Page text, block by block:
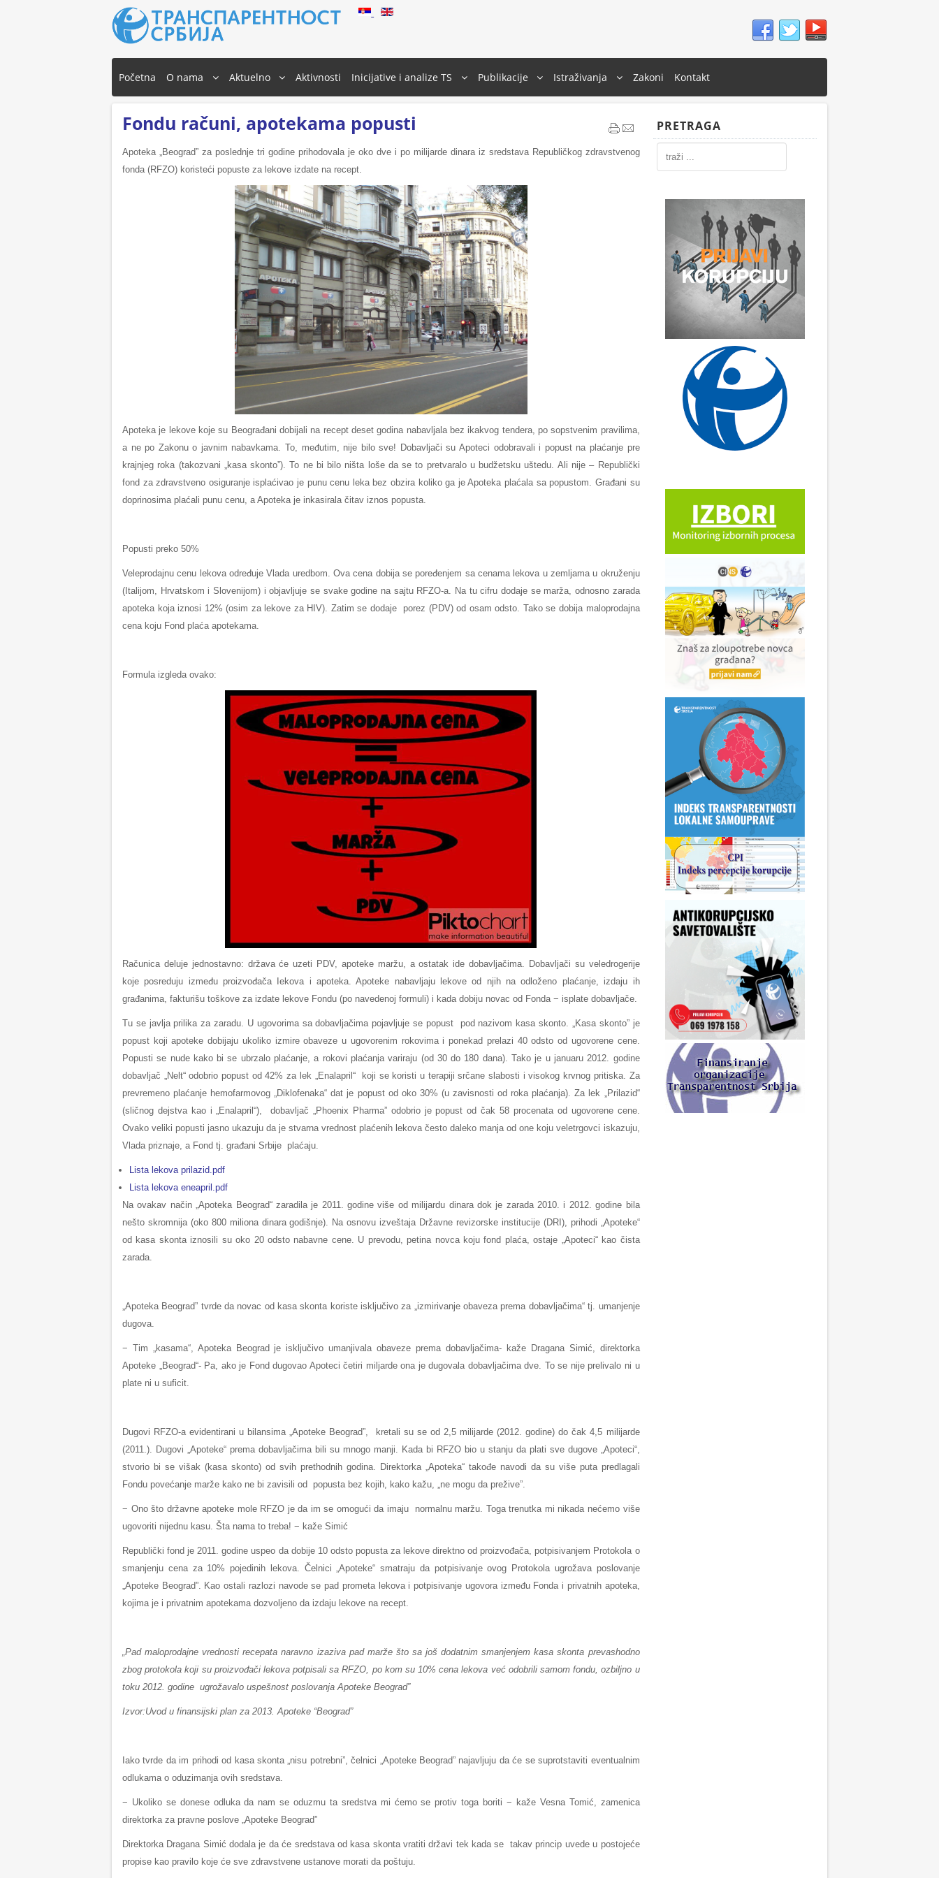
Početna O nama Aktuelno Aktivnosti Inicijative i analize TS Publikacije Istraživanja Zakoni Kontakt
Fondu računi, apotekama popusti
Apoteka „Beograd” za poslednje tri godine prihodovala je oko dve i po milijarde dinara iz sredstava Republičkog zdravstvenog
fonda (RFZO) koristeći popuste za lekove izdate na recept.
Apoteka je lekove koje su Beograđani dobijali na recept deset godina nabavljala bez ikakvog tendera, po sopstvenim pravilima,
a ne po Zakonu o javnim nabavkama. To, međutim, nije bilo sve! Dobavljači su Apoteci odobravali i popust na plaćanje pre
krajnjeg roka (takozvani „kasa skonto”). To ne bi bilo ništa loše da se to pretvaralo u budžetsku uštedu. Ali nije – Republički
fond za zdravstveno osiguranje isplaćivao je punu cenu leka bez obzira koliko ga je Apoteka plaćala sa popustom. Građani su
doprinosima plaćali punu cenu, a Apoteka je inkasirala čitav iznos popusta.
Popusti preko 50%
Veleprodajnu cenu lekova određuje Vlada uredbom. Ova cena dobija se poređenjem sa cenama lekova u zemljama u okruženju
(Italijom, Hrvatskom i Slovenijom) i objavljuje se svake godine na sajtu RFZO-a. Na tu cifru dodaje se marža, odnosno zarada
apoteka koja iznosi 12% (osim za lekove za HIV). Zatim se dodaje porez (PDV) od osam odsto. Tako se dobija maloprodajna
cena koju Fond plaća apotekama.
Formula izgleda ovako:
Računica deluje jednostavno: država će uzeti PDV, apoteke maržu, a ostatak ide dobavljačima. Dobavljači su veledrogerije
koje posreduju između proizvođača Iekova i apoteka. Apoteke nabavljaju lekove od njih na odloženo plaćanje, izdaju ih
građanima, fakturišu toškove za izdate lekove Fondu (po navedenoj formuli) i kada dobiju novac od Fonda − isplate dobavljače.
Tu se javlja prilika za zaradu. U ugovorima sa dobavljačima pojavljuje se popust pod nazivom kasa skonto. „Kasa skonto” je
popust koji apoteke dobijaju ukoliko izmire obaveze u ugovorenim rokovima i ponekad prelazi 40 odsto od ugovorene cene.
Popusti se nude kako bi se ubrzalo plaćanje, a rokovi plaćanja variraju (od 30 do 180 dana). Tako je u januaru 2012. godine
dobavljač „Nelt“ odobrio popust od 42% za lek „Enalapril“ koji se koristi u terapiji srčane slabosti i visokog krvnog pritiska. Za
prevremeno plaćanje hemofarmovog „Diklofenaka“ dat je popust od oko 30% (u zavisnosti od roka plaćanja). Za lek „Prilazid“
(sličnog dejstva kao i „Enalapril“), dobavljač „Phoenix Pharma” odobrio je popust od čak 58 procenata od ugovorene cene.
Ovako veliki popusti jasno ukazuju da je stvarna vrednost plaćenih lekova često daleko manja od one koju veletrgovci iskazuju,
Vlada priznaje, a Fond tj. građani Srbije plaćaju.
Lista lekova prilazid.pdf
Lista lekova eneapril.pdf
Na ovakav način „Apoteka Beograd“ zaradila je 2011. godine više od milijardu dinara dok je zarada 2010. i 2012. godine bila
nešto skromnija (oko 800 miliona dinara godišnje). Na osnovu izveštaja Državne revizorske institucije (DRI), prihodi „Apoteke“
od kasa skonta iznosili su oko 20 odsto nabavne cene. U prevodu, petina novca koju fond plaća, ostaje „Apoteci“ kao čista
zarada.
„Apoteka Beograd” tvrde da novac od kasa skonta koriste isključivo za „izmirivanje obaveza prema dobavljačima“ tj. umanjenje
dugova.
− Tim „kasama“, Apoteka Beograd je isključivo umanjivala obaveze prema dobavljačima- kaže Dragana Simić, direktorka
Apoteke „Beograd“- Pa, ako je Fond dugovao Apoteci četiri miljarde ona je dugovala dobavljačima dve. To se nije prelivalo ni u
plate ni u suficit.
Dugovi RFZO-a evidentirani u bilansima „Apoteke Beograd”, kretali su se od 2,5 milijarde (2012. godine) do čak 4,5 milijarde
(2011.). Dugovi „Apoteke“ prema dobavljačima bili su mnogo manji. Kada bi RFZO bio u stanju da plati sve dugove „Apoteci“,
stvorio bi se višak (kasa skonto) od svih prethodnih godina. Direktorka „Apoteka“ takođe navodi da su više puta predlagali
Fondu povećanje marže kako ne bi zavisili od popusta bez kojih, kako kažu, „ne mogu da prežive”.
− Ono što državne apoteke mole RFZO je da im se omogući da imaju normalnu maržu. Toga trenutka mi nikada nećemo više
ugovoriti nijednu kasu. Šta nama to treba! − kaže Simić
Republički fond je 2011. godine uspeo da dobije 10 odsto popusta za lekove direktno od proizvođača, potpisivanjem Protokola o
smanjenju cena za 10% pojedinih lekova. Čelnici „Apotekе“ smatraju da potpisivanje ovog Protokola ugrožava poslovanje
„Apotekе Beograd”. Kao ostali razlozi navode se pad prometa lekova i potpisivanje ugovora između Fonda i privatnih apoteka,
kojima je i privatnim apotekama dozvoljeno da izdaju lekove na recept.
„Pad maloprodajne vrednosti recepata naravno izaziva pad marže što sa još dodatnim smanjenjem kasa skonta prevashodno
zbog protokola koji su proizvođači lekova potpisali sa RFZO, po kom su 10% cena lekova već odobrili samom fondu, ozbiljno u
toku 2012. godine ugrožavalo uspešnost poslovanja Apoteke Beograd”
Izvor:Uvod u finansijski plan za 2013. Apoteke “Beograd”
Iako tvrde da im prihodi od kasa skonta „nisu potrebni”, čelnici „Apoteke Beograd” najavljuju da će se suprotstaviti eventualnim
odlukama o oduzimanja ovih sredstava.
− Ukoliko se donese odluka da nam se oduzmu ta sredstva mi ćemo se protiv toga boriti − kaže Vesna Tomić, zamenica
direktorka za pravne poslove „Apoteke Beograd”
Direktorka Dragana Simić dodala je da će sredstava od kasa skonta vratiti državi tek kada se takav princip uvede u postojeće
propise kao pravilo koje će sve zdravstvene ustanove morati da poštuju.
PRETRAGA